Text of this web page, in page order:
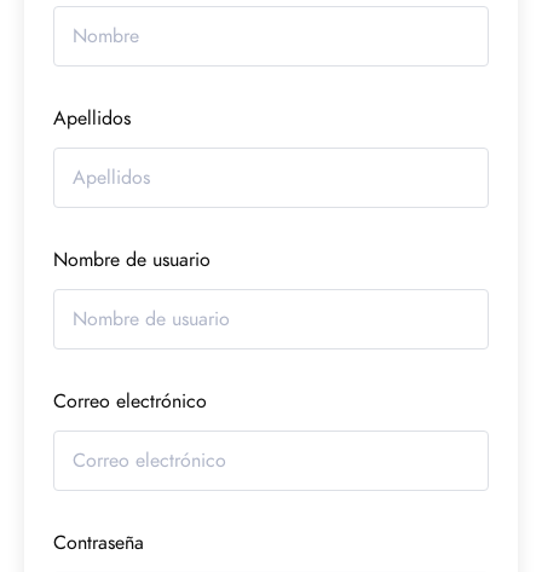
Apellidos
Nombre de usuario
Correo electrónico
Contraseña